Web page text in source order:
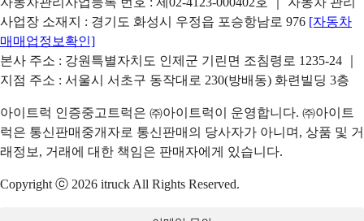
사업장 소재지 : 경기도 화성시 우정읍 포승항남로 976 [자동차
매매업정보확인]
본사 주소 : 강원특별자치도 인제군 기린면 조침령로 1235-24 ｜
지점 주소 : 서울시 서초구 동작대로 230(방배동) 화련빌딩 3층
아이트럭 인증중고트럭은 ㈜아이트럭이 운영합니다. ㈜아이트
럭은 통신판매중개자로 통신판매의 당사자가 아니며, 상품 및 거
래정보, 거래에 대한 책임은 판매자에게 있습니다.
Copyright ⓒ 2026 itruck All Rights Reserved.